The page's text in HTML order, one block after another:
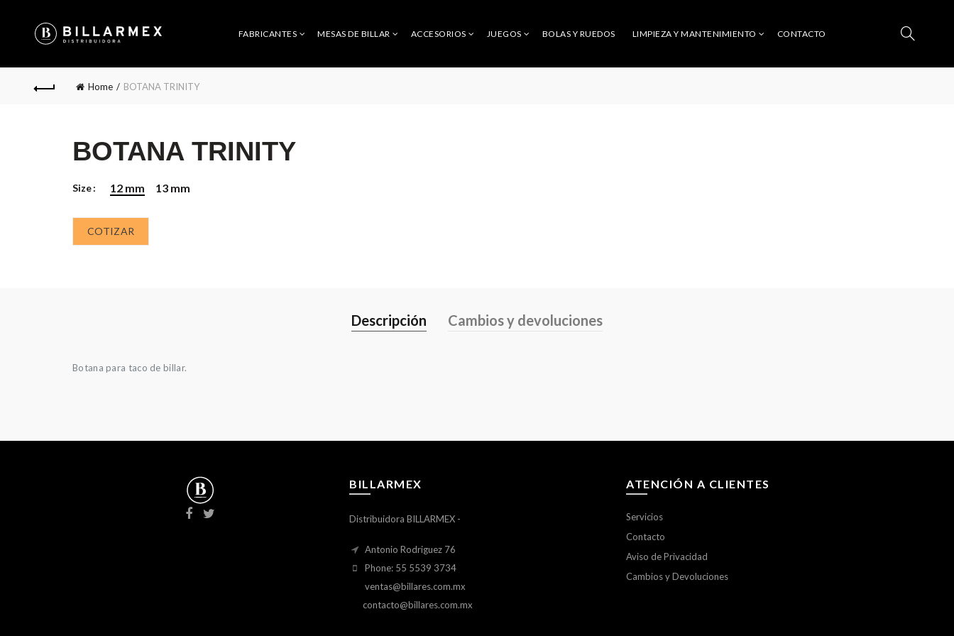
FABRICANTES MESAS DE BILLAR ACCESORIOS JUEGOS BOLAS Y RUEDOS LIMPIEZA Y MANTENIMIENTO CONTACTO
Home BOTANA TRINITY
BOTANA TRINITY
Size 12 mm 13 mm
COTIZAR
Descripción Cambios y devoluciones
Botana para taco de billar.
BILLARMEX
Distribuidora BILLARMEX -
Antonio Rodriguez 76
Phone: 55 5539 3734
ventas@billares.com.mx
contacto@billares.com.mx
ATENCIÓN A CLIENTES
Servicios
Contacto
Aviso de Privacidad
Cambios y Devoluciones